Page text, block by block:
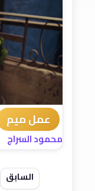
عمل ميم
محمود السراج
السابق